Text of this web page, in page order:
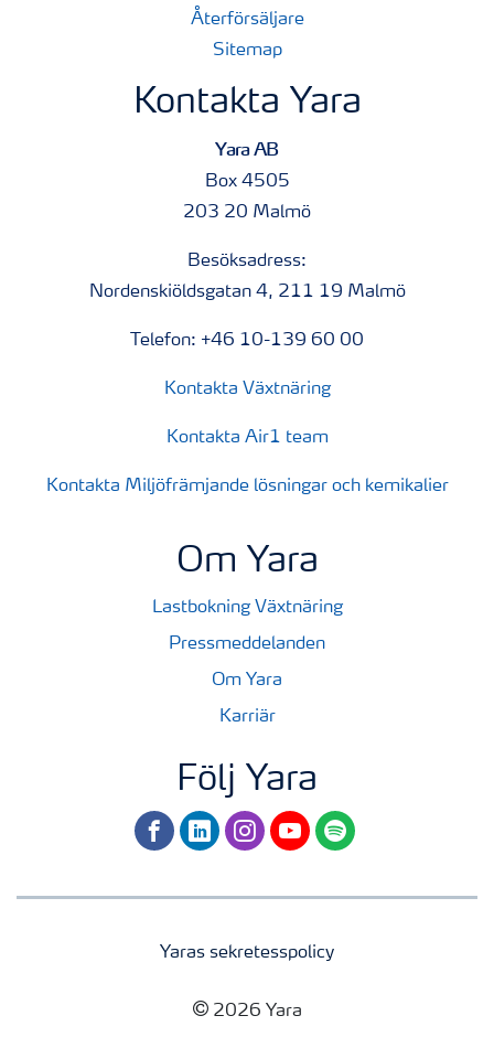
Återförsäljare
Sitemap
Kontakta Yara
Yara AB
Box 4505
203 20 Malmö
Besöksadress:
Nordenskiöldsgatan 4, 211 19 Malmö
Telefon: +46 10-139 60 00
Kontakta Växtnäring
Kontakta Air1 team
Kontakta Miljöfrämjande lösningar och kemikalier
Om Yara
Lastbokning Växtnäring
Pressmeddelanden
Om Yara
Karriär
Följ Yara
facebooklinkedininstagram
youtubespotify
Yaras sekretesspolicy
2026 Yara